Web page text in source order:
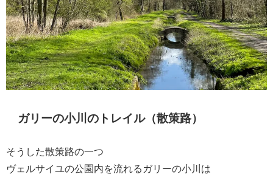
ガリーの小川のトレイル（散策路）
そうした散策路の一つ
ヴェルサイユの公園内を流れるガリーの小川は